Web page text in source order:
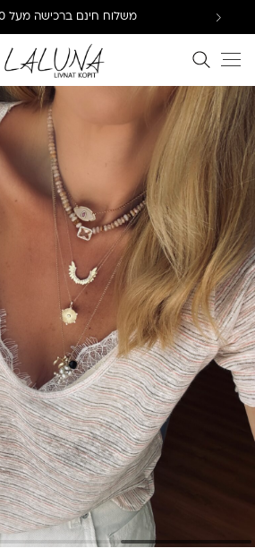
משלוח חינם ברכישה מעל 800 ₪
חיפוש באתר